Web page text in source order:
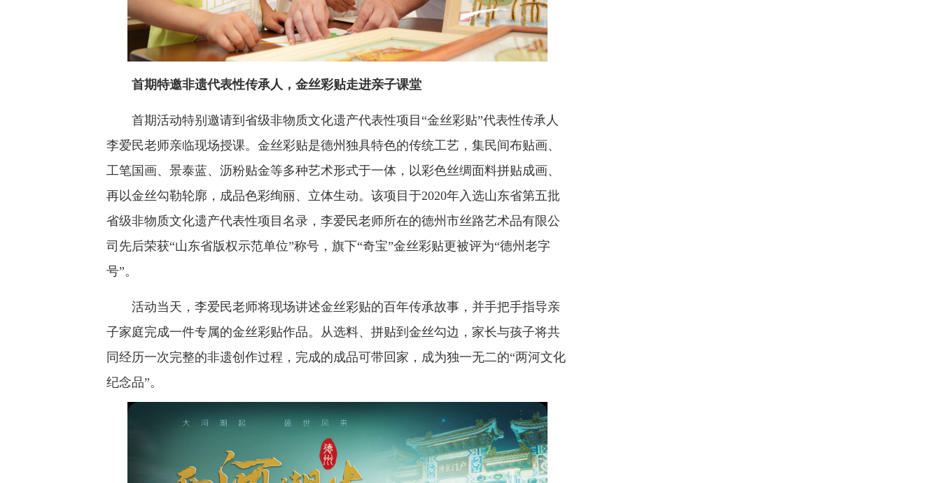
首期特邀非遗代表性传承人，金丝彩贴走进亲子课堂
首期活动特别邀请到省级非物质文化遗产代表性项目“金丝彩贴”代表性传承人
李爱民老师亲临现场授课。金丝彩贴是德州独具特色的传统工艺，集民间布贴画、
工笔国画、景泰蓝、沥粉贴金等多种艺术形式于一体，以彩色丝绸面料拼贴成画、
再以金丝勾勒轮廓，成品色彩绚丽、立体生动。该项目于2020年入选山东省第五批
省级非物质文化遗产代表性项目名录，李爱民老师所在的德州市丝路艺术品有限公
司先后荣获“山东省版权示范单位”称号，旗下“奇宝”金丝彩贴更被评为“德州老字
号”。
活动当天，李爱民老师将现场讲述金丝彩贴的百年传承故事，并手把手指导亲
子家庭完成一件专属的金丝彩贴作品。从选料、拼贴到金丝勾边，家长与孩子将共
同经历一次完整的非遗创作过程，完成的成品可带回家，成为独一无二的“两河文化
纪念品”。